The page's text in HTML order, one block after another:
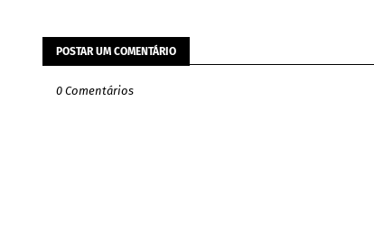
POSTAR UM COMENTÁRIO
0 Comentários